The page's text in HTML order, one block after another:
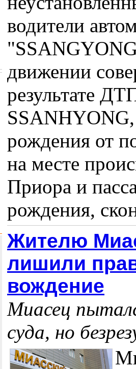
водители
движении
результате
рождения от
на месте
Приора и
рождения,
Жителю
лишили
вождение
Миасец
суда, но